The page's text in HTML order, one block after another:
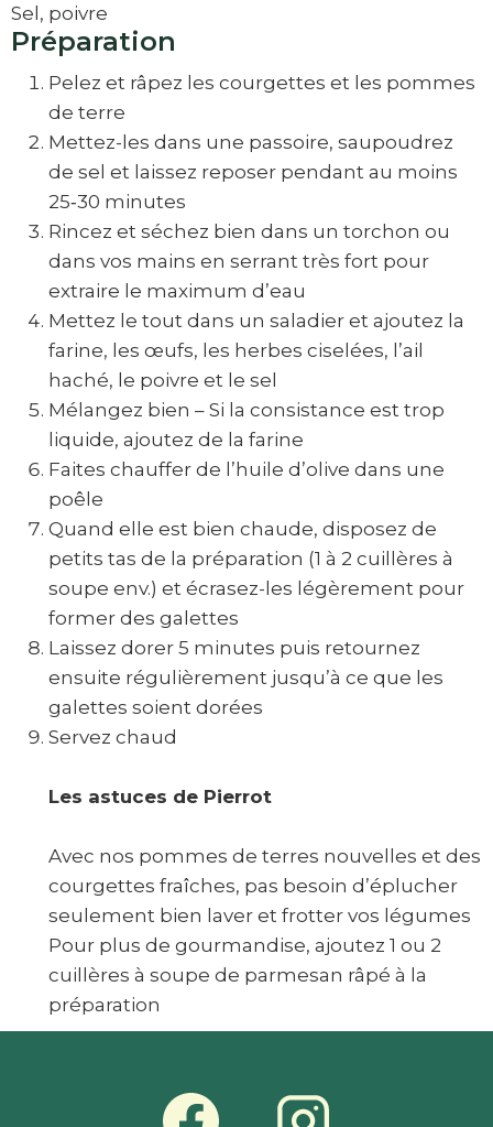
Sel, poivre
Préparation
Pelez et râpez les courgettes et les pommes
de terre
Mettez-les dans une passoire, saupoudrez
de sel et laissez reposer pendant au moins
25‑30 minutes
Rincez et séchez bien dans un torchon ou
dans vos mains en serrant très fort pour
extraire le maximum d’eau
Mettez le tout dans un saladier et ajoutez la
farine, les œufs, les herbes ciselées, l’ail
haché, le poivre et le sel
Mélangez bien – Si la consistance est trop
liquide, ajoutez de la farine
Faites chauffer de l’huile d’olive dans une
poêle
Quand elle est bien chaude, disposez de
petits tas de la préparation (1 à 2 cuillères à
soupe env.) et écrasez-les légèrement pour
former des galettes
Laissez dorer 5 minutes puis retournez
ensuite régulièrement jusqu’à ce que les
galettes soient dorées
Servez chaud
Les astuces de Pierrot
Avec nos pommes de terres nouvelles et des
courgettes fraîches, pas besoin d’éplucher
seulement bien laver et frotter vos légumes
Pour plus de gourmandise, ajoutez 1 ou 2
cuillères à soupe de parmesan râpé à la
préparation